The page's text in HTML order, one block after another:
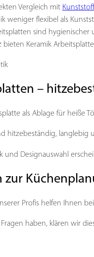
Vergleich mit Kunststoff
weniger flexibel als
sind
bieten Keramik
–
als Ablage für heiße
hitzebeständig,
Designauswahl
zur
Profis helfen Ihnen
haben, klären wir